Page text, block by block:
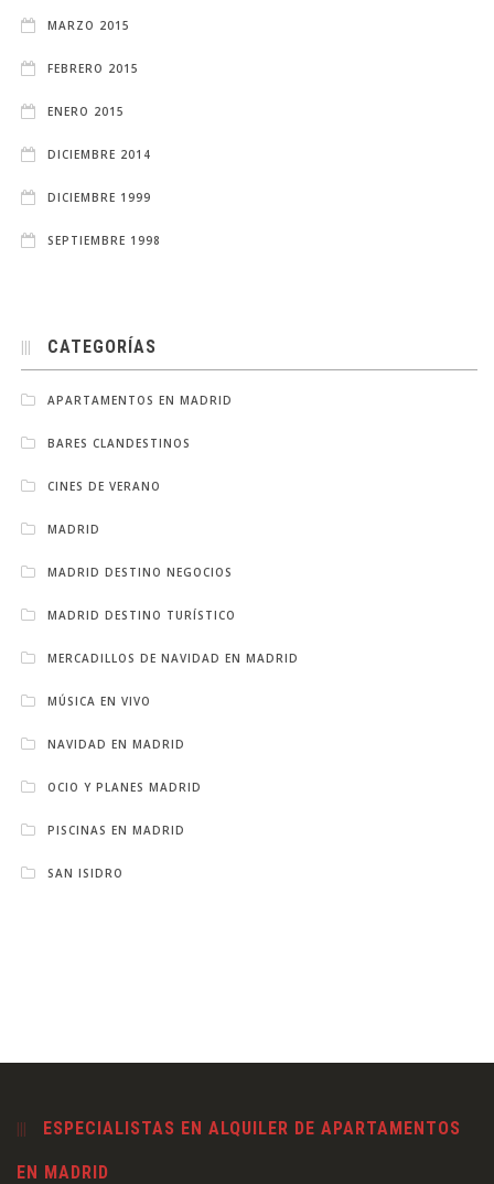
MARZO 2015
FEBRERO 2015
ENERO 2015
DICIEMBRE 2014
DICIEMBRE 1999
SEPTIEMBRE 1998
CATEGORÍAS
APARTAMENTOS EN MADRID
BARES CLANDESTINOS
CINES DE VERANO
MADRID
MADRID DESTINO NEGOCIOS
MADRID DESTINO TURÍSTICO
MERCADILLOS DE NAVIDAD EN MADRID
MÚSICA EN VIVO
NAVIDAD EN MADRID
OCIO Y PLANES MADRID
PISCINAS EN MADRID
SAN ISIDRO
ESPECIALISTAS EN ALQUILER DE APARTAMENTOS
EN MADRID